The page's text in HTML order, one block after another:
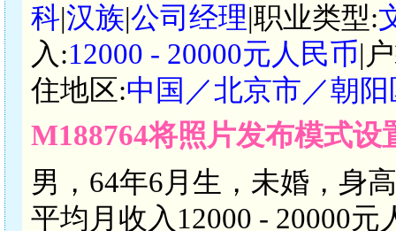
科|汉族|公司经理|职业类型:
入:12000 - 20000元人民币|
住地区:中国／北京市／朝阳
M188764将照片发布模式
男，64年6月生，未婚，身
平均月收入12000 - 20000